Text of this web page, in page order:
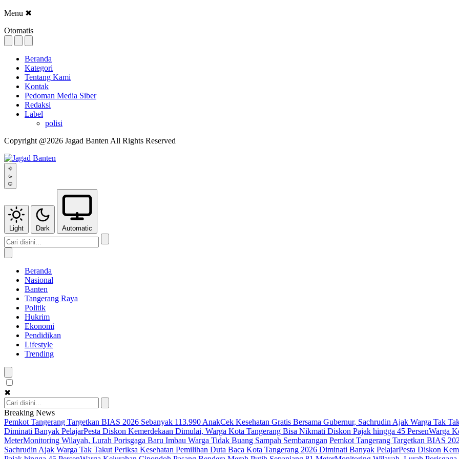
Menu ✖
Otomatis
Beranda
Kategori
Tentang Kami
Kontak
Pedoman Media Siber
Redaksi
Label
polisi
Copyright @2026 Jagad Banten All Rights Reserved
Light Dark Automatic
Beranda
Nasional
Banten
Tangerang Raya
Politik
Hukrim
Ekonomi
Pendidikan
Lifestyle
Trending
✖
Breaking News
Pemkot Tangerang Targetkan BIAS 2026 Sebanyak 113.990 AnakCek Kesehatan Gratis Bersama Gubernur, Sachrudin Ajak Warga Tak
Diminati Banyak PelajarPesta Diskon Kemerdekaan Dimulai, Warga Kota Tangerang Bisa Nikmati Diskon Pajak hingga 45 PersenWarga
MeterMonitoring Wilayah, Lurah Porisgaga Baru Imbau Warga Tidak Buang Sampah Sembarangan Pemkot Tangerang Targetkan BIAS
Sachrudin Ajak Warga Tak Takut Periksa Kesehatan Pemilihan Duta Baca Kota Tangerang 2026 Diminati Banyak PelajarPesta Diskon